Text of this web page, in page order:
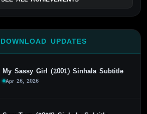
DOWNLOAD UPDATES
My Sassy Girl (2001) Sinhala Subtitle
Apr 26, 2026